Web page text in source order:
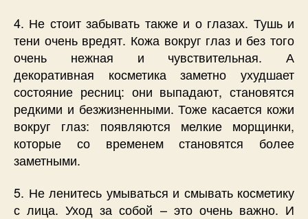
4. Не стоит забывать также и о глазах. Тушь и
тени очень вредят. Кожа вокруг глаз и без того
очень нежная и чувствительная. А
декоративная косметика заметно ухудшает
состояние ресниц: они выпадают, становятся
редкими и безжизненными. Тоже касается кожи
вокруг глаз: появляются мелкие морщинки,
которые со временем становятся более
заметными.
5. Не ленитесь умываться и смывать косметику
с лица. Уход за собой – это очень важно. И